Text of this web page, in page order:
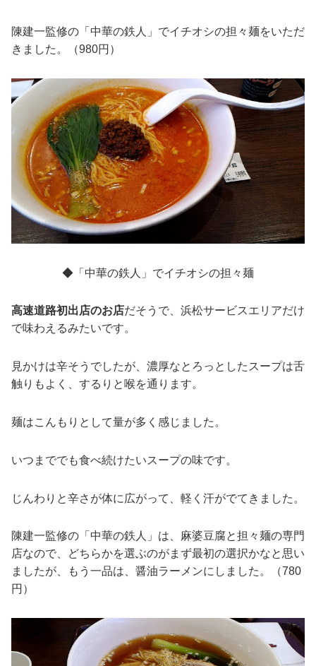
陳建一監修の「中華の鉄人」でイチオシの担々麺をいただ
きました。（980円）
◆「中華の鉄人」でイチオシの担々麺
高速道路初出店のお店だそうで、浜松サービスエリアだけ
で味わえるみたいです。
見かけは辛そうでしたが、濃厚なとろっとしたスープは舌
触りもよく、するりと喉を通ります。
麺はこんもりとして量が多く感じました。
いつまででも食べ続けたいスープの味です。
じんわりと辛さが体に広がって、軽く汗がでてきました。
陳建一監修の「中華の鉄人」は、麻婆豆腐と担々麺の専門
店なので、どちらかを選ぶのがまず最初の選択かなと思い
ましたが、もう一品は、醤油ラーメンにしました。（780
円）